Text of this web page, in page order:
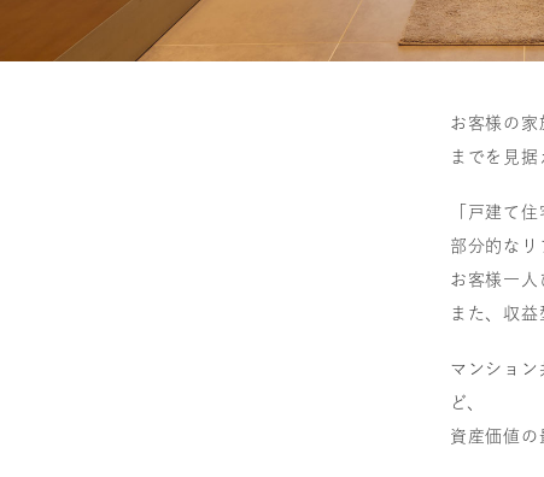
お客様の
までを見据
「戸建て
部分的なリ
お客様一人
また、収
マンショ
ど、
資産価値の